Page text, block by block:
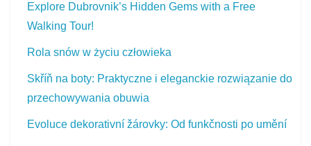
Explore Dubrovnik’s Hidden Gems with a Free
Walking Tour!
Rola snów w życiu człowieka
Skříň na boty: Praktyczne i eleganckie rozwiązanie do
przechowywania obuwia
Evoluce dekorativní žárovky: Od funkčnosti po umění